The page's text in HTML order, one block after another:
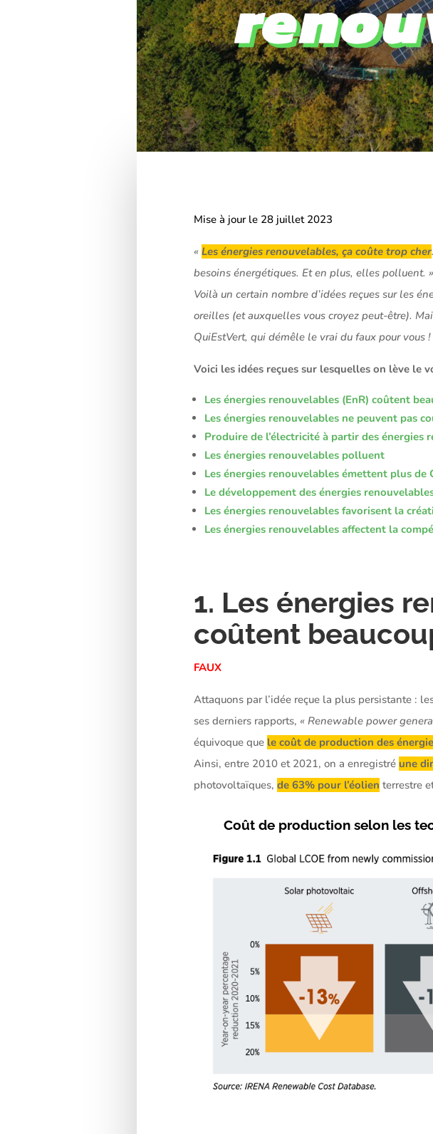
Mise à jour le 28 juillet 2023
« Les énergies renouvelables, ça coûte trop cher
besoins énergétiques. Et en plus, elles polluent. »
Voilà un certain nombre d’idées reçues sur les
oreilles (et auxquelles vous croyez peut-être).
QuiEstVert, qui démêle le vrai du faux pour vous !
Voici les idées reçues sur lesquelles on lève le
Les énergies renouvelables (EnR) coûtent
Les énergies renouvelables ne peuvent pas
Produire de l’électricité à partir des énergies
Les énergies renouvelables polluent
Les énergies renouvelables émettent plus de
Le développement des énergies
Les énergies renouvelables favorisent la
Les énergies renouvelables affectent la
1. Les énergies
coûtent
FAUX
Attaquons par l’idée reçue la plus persistante :
ses derniers rapports, « Renewable power
équivoque que le coût de production des
Ainsi, entre 2010 et 2021, on a enregistré une
photovoltaïques, de 63% pour l’éolien terrestre
Coût de production selon les